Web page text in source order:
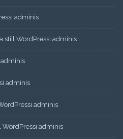
adminis
stiil WordPressi adminis
adminis
adminis
WordPressi adminis